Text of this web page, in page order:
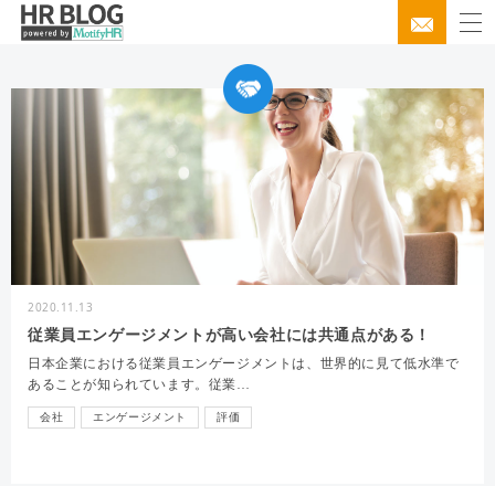
2020.11.13
従業員エンゲージメントが高い会社には共通点がある！
日本企業における従業員エンゲージメントは、世界的に見て低水準で
あることが知られています。従業…
会社 エンゲージメント 評価